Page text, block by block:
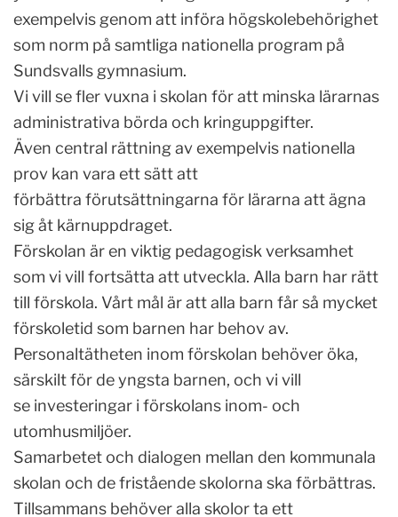
exempelvis genom att införa högskolebehörighet
som norm på samtliga nationella program på
Sundsvalls gymnasium.
Vi vill se fler vuxna i skolan för att minska lärarnas
administrativa börda och kringuppgifter.
Även central rättning av exempelvis nationella
prov kan vara ett sätt att
förbättra förutsättningarna för lärarna att ägna
sig åt kärnuppdraget.
Förskolan är en viktig pedagogisk verksamhet
som vi vill fortsätta att utveckla. Alla barn har rätt
till förskola. Vårt mål är att alla barn får så mycket
förskoletid som barnen har behov av.
Personaltätheten inom förskolan behöver öka,
särskilt för de yngsta barnen, och vi vill
se investeringar i förskolans inom- och
utomhusmiljöer.
Samarbetet och dialogen mellan den kommunala
skolan och de fristående skolorna ska förbättras.
Tillsammans behöver alla skolor ta ett